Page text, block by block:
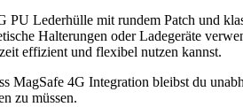
PU Lederhülle mit rundem Patch und
Halterungen oder Ladegeräte
effizient und flexibel nutzen kannst.
MagSafe 4G Integration bleibst du
zu müssen.